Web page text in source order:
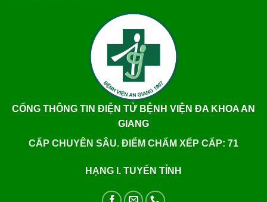
CỔNG THÔNG TIN ĐIỆN TỬ BỆNH VIỆN ĐA KHOA AN
GIANG
CẤP CHUYÊN SÂU. ĐIỂM CHẤM XẾP CẤP: 71
HẠNG I. TUYẾN TỈNH